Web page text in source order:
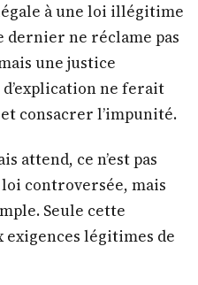
à une loi illégitime
dernier ne réclame pas
une justice
ne ferait
consacrer l’impunité.
attend, ce n’est pas
controversée, mais
Seule cette
légitimes de